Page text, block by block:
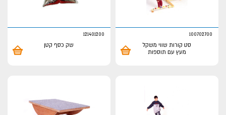
100702700
סט קורות שווי משקל
מעץ עם תוספות
121401200
שק כסף קטן